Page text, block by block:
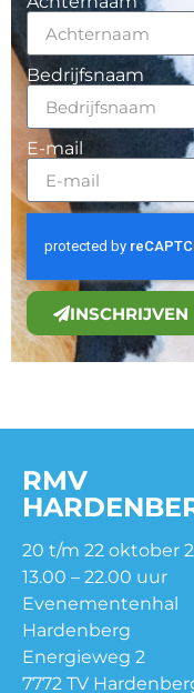
Bedrijfsnaam
E-mail
INSCHRIJVEN
RMV
20 t/m 22 oktober
13.00 – 22.00 uur
Evenementenhal
Hardenberg
Energieweg 2
7772 TV